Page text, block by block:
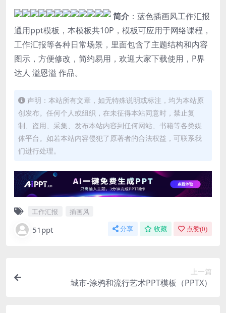
简介 ：蓝色插画风工作汇报
通用ppt模板，本模板共10P，模板可应用于网络课程，
工作汇报等各种日常场景，里面包含了主题结构和内容
图示，方便修改，简约易用，欢迎大家下载使用，P界
达人 溢恩溢 作品。
声明：本站所有文章，如无特殊说明或标注，均为本站原
创发布。任何个人或组织，在未征得本站同意时，禁止复
制、盗用、采集、发布本站内容到任何网站、书籍等各类媒
体平台。如若本站内容侵犯了原著者的合法权益，可联系我
们进行处理。
工作汇报 插画风
51ppt 分享 收藏 点赞(0)
上一篇
城市-涂鸦和流行艺术PPT模板（PPTX）